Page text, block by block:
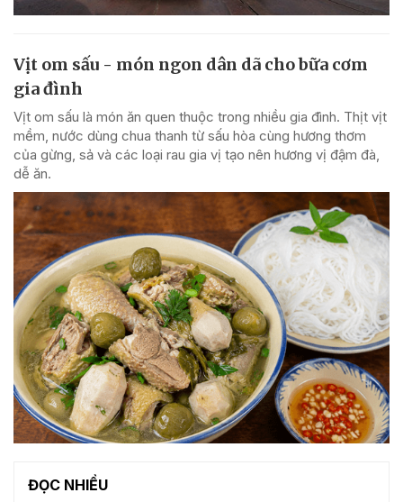
Vịt om sấu - món ngon dân dã cho bữa cơm
gia đình
Vịt om sấu là món ăn quen thuộc trong nhiều gia đình. Thịt vịt
mềm, nước dùng chua thanh từ sấu hòa cùng hương thơm
của gừng, sả và các loại rau gia vị tạo nên hương vị đậm đà,
dễ ăn.
ĐỌC NHIỀU